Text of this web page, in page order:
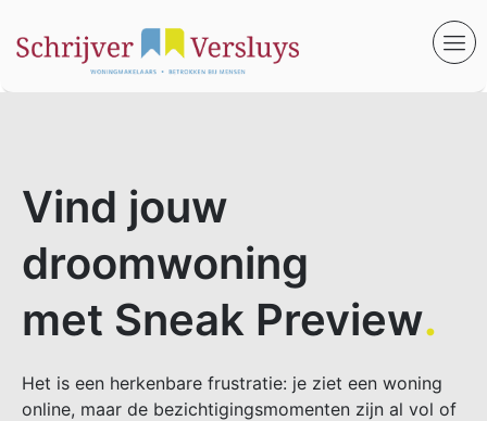
Vind jouw
droomwoning
met Sneak Preview.
Het is een herkenbare frustratie: je ziet een woning
online, maar de bezichtigingsmomenten zijn al vol of